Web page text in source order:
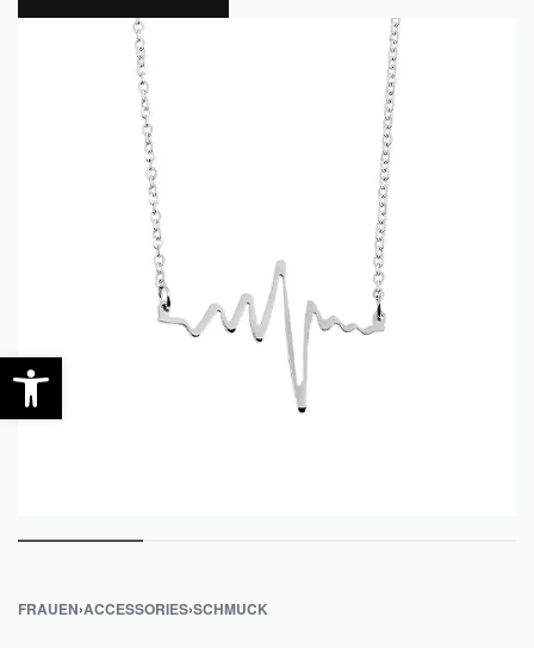
FRAUEN›ACCESSORIES›SCHMUCK
Werkzeugleiste öffnen